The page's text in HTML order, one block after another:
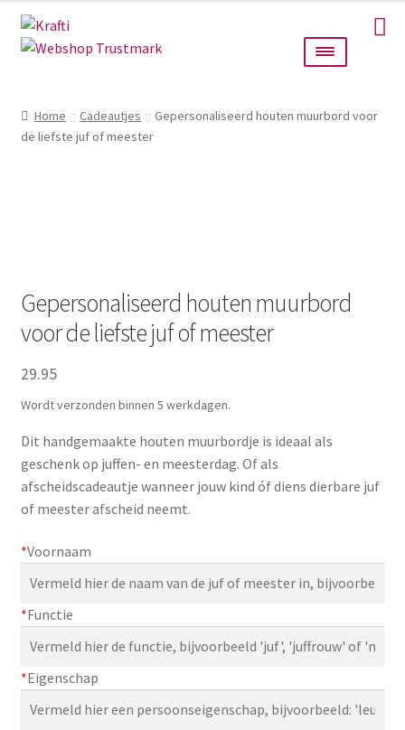
Ga
door
Ga
naar
Taarttoppers
Cadeautjes
Alle producten
Maatwerk
Zoeken
naar:
Zoeken
Home Cadeautjes
Gepersonaliseerd houten muurbord voor
de liefste juf of meester
Gepersonaliseerd houten muurbord
voor de liefste juf of meester
29.95
Wordt verzonden binnen 5 werkdagen.
Dit handgemaakte houten muurbordje is ideaal als
geschenk op juffen- en meesterdag. Of als
afscheidscadeautje wanneer jouw kind óf diens dierbare juf
of meester afscheid neemt.
*Voornaam
*Functie
*Eigenschap